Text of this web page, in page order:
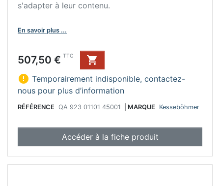
s'adapter à leur contenu.
En savoir plus ...
Prix
507,50 € TTC

 Temporairement indisponible, contactez-
nous pour plus d’information
RÉFÉRENCE QA 923 01101 45001 MARQUE Kesseböhmer
Accéder à la fiche produit